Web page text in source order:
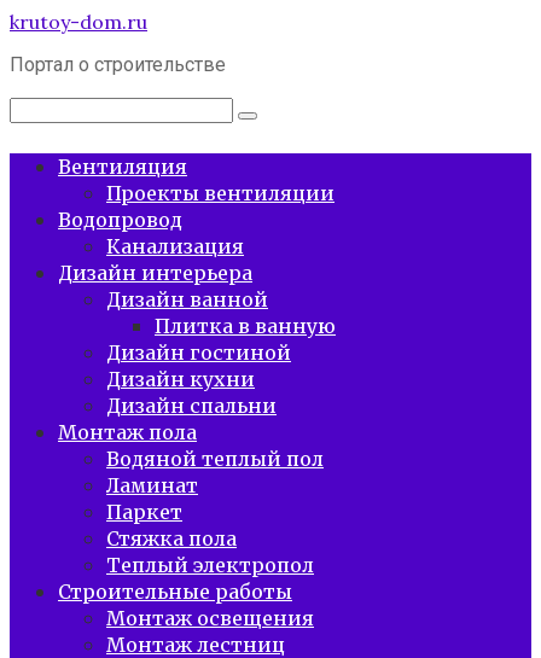
Перейти
контенту
krutoy-dom.ru
Портал о строительстве
Поиск:
Вентиляция
Проекты вентиляции
Водопровод
Канализация
Дизайн интерьера
Дизайн ванной
Плитка в ванную
Дизайн гостиной
Дизайн кухни
Дизайн спальни
Монтаж пола
Водяной теплый пол
Ламинат
Паркет
Стяжка пола
Теплый электропол
Строительные работы
Монтаж освещения
Монтаж лестниц